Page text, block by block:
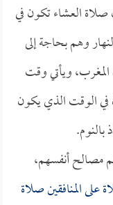
صلاة العشاء تكون في
وهم بحاجة إلى
المغرب، ويأتي وقت
الوقت الذي يكون
مصالح أنفسهم،
على المنافقين صلاة